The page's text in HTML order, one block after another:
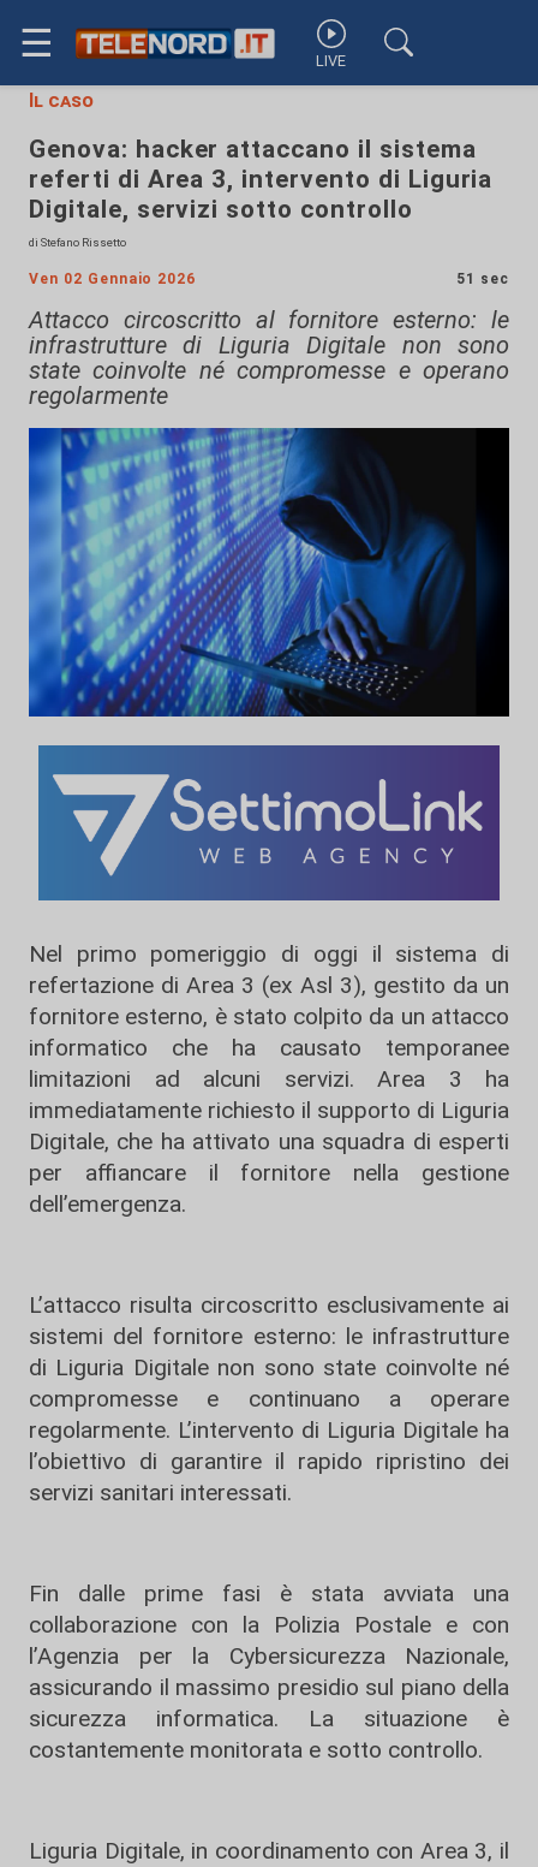
☰ LIVE
Il caso
Genova: hacker attaccano il sistema
referti di Area 3, intervento di Liguria
Digitale, servizi sotto controllo
di Stefano Rissetto
Ven 02 Gennaio 2026 51 sec
Attacco circoscritto al fornitore esterno: le
infrastrutture di Liguria Digitale non sono
state coinvolte né compromesse e operano
regolarmente
Nel primo pomeriggio di oggi il sistema di
refertazione di Area 3 (ex Asl 3), gestito da un
fornitore esterno, è stato colpito da un attacco
informatico che ha causato temporanee
limitazioni ad alcuni servizi. Area 3 ha
immediatamente richiesto il supporto di Liguria
Digitale, che ha attivato una squadra di esperti
per affiancare il fornitore nella gestione
dell’emergenza.
L’attacco risulta circoscritto esclusivamente ai
sistemi del fornitore esterno: le infrastrutture
di Liguria Digitale non sono state coinvolte né
compromesse e continuano a operare
regolarmente. L’intervento di Liguria Digitale ha
l’obiettivo di garantire il rapido ripristino dei
servizi sanitari interessati.
Fin dalle prime fasi è stata avviata una
collaborazione con la Polizia Postale e con
l’Agenzia per la Cybersicurezza Nazionale,
assicurando il massimo presidio sul piano della
sicurezza informatica. La situazione è
costantemente monitorata e sotto controllo.
Liguria Digitale, in coordinamento con Area 3, il